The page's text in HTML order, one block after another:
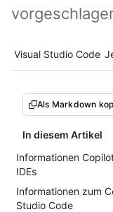
Tool
Visual Studio Code
Als Markdown
In diesem Artikel
Informationen
IDEs
Informationen zum
Studio Code